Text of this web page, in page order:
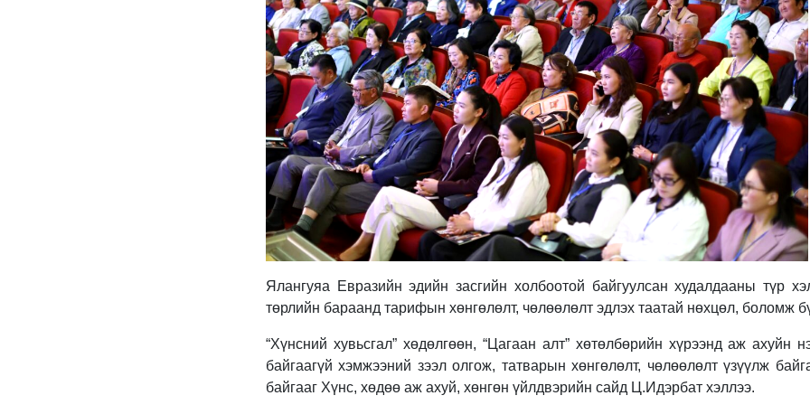
Ялангуяа Евразийн эдийн засгийн холбоотой байгуулсан худалдааны түр
төрлийн бараанд тарифын хөнгөлөлт, чөлөөлөлт эдлэх таатай нөхцөл, боломж
“Хүнсний хувьсгал” хөдөлгөөн, “Цагаан алт” хөтөлбөрийн хүрээнд аж ахуйн
байгаагүй хэмжээний зээл олгож, татварын хөнгөлөлт, чөлөөлөлт үзүүлж
байгааг Хүнс, хөдөө аж ахуй, хөнгөн үйлдвэрийн сайд Ц.Идэрбат хэллээ.